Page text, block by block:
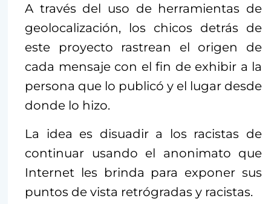
A través del uso de herramientas de
geolocalización, los chicos detrás de
este proyecto rastrean el origen de
cada mensaje con el fin de exhibir a la
persona que lo publicó y el lugar desde
donde lo hizo.
La idea es disuadir a los racistas de
continuar usando el anonimato que
Internet les brinda para exponer sus
puntos de vista retrógradas y racistas.